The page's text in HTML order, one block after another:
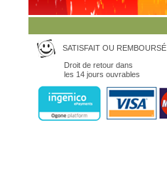
SATISFAIT OU REMBOURSÉ
Droit de retour dans
les 14 jours ouvrables